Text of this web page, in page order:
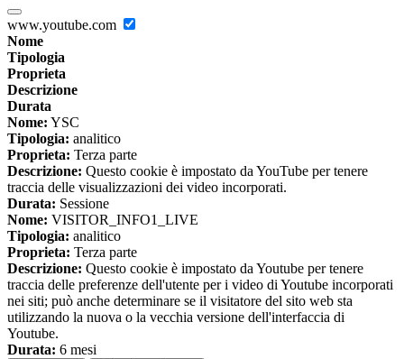
www.youtube.com
Nome
Tipologia
Proprieta
Descrizione
Durata
Nome: YSC
Tipologia: analitico
Proprieta: Terza parte
Descrizione: Questo cookie è impostato da YouTube per tenere
traccia delle visualizzazioni dei video incorporati.
Durata: Sessione
Nome: VISITOR_INFO1_LIVE
Tipologia: analitico
Proprieta: Terza parte
Descrizione: Questo cookie è impostato da Youtube per tenere
traccia delle preferenze dell'utente per i video di Youtube incorporati
nei siti; può anche determinare se il visitatore del sito web sta
utilizzando la nuova o la vecchia versione dell'interfaccia di
Youtube.
Durata: 6 mesi